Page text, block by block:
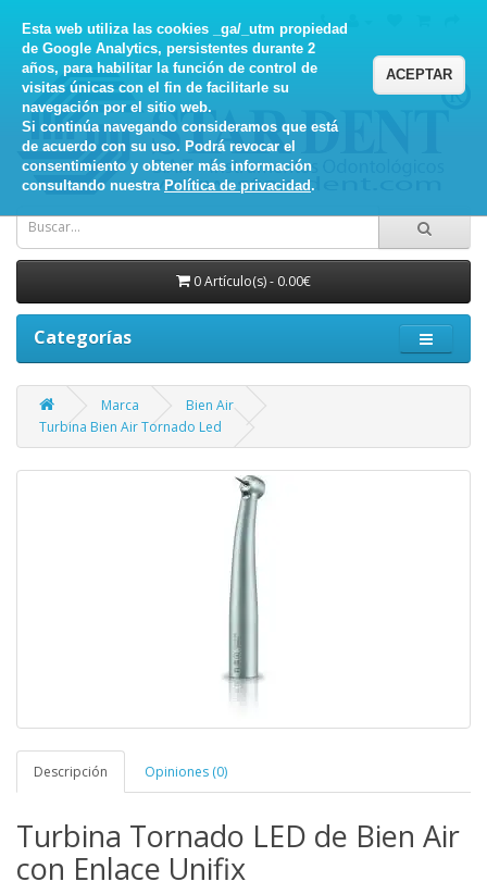
Esta web utiliza las cookies _ga/_utm propiedad
de Google Analytics, persistentes durante 2
años, para habilitar la función de control de
visitas únicas con el fin de facilitarle su
navegación por el sitio web.
Si continúa navegando consideramos que está
de acuerdo con su uso. Podrá revocar el
consentimiento y obtener más información
consultando nuestra Política de privacidad.
ACEPTAR
0 Artículo(s) - 0.00€
Categorías
Marca
Bien Air
Turbina Bien Air Tornado Led
Descripción Opiniones (0)
Turbina Tornado LED de Bien Air
con Enlace Unifix